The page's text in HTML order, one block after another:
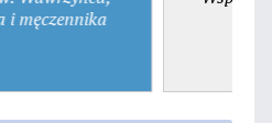
i męczennika